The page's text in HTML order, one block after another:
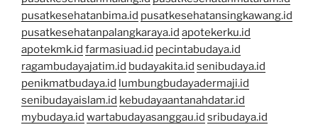
pusatkesehatanbima.id pusatkesehatansingkawang.id
pusatkesehatanpalangkaraya.id apotekerku.id
apotekmk.id farmasiuad.id pecintabudaya.id
ragambudayajatim.id budayakita.id senibudaya.id
penikmatbudaya.id lumbungbudayadermaji.id
senibudayaislam.id kebudayaantanahdatar.id
mybudaya.id wartabudayasanggau.id sribudaya.id